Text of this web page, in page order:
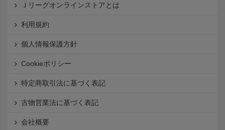
Ｊリーグオンラインストアとは
利用規約
個人情報保護方針
Cookieポリシー
特定商取引法に基づく表記
古物営業法に基づく表記
会社概要